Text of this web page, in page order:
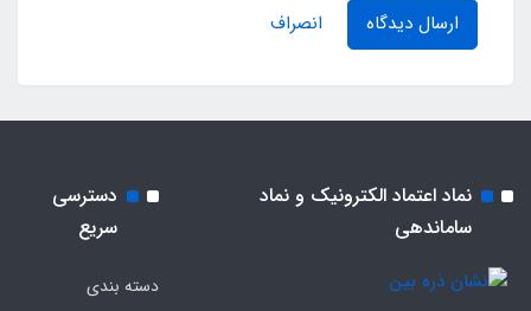
ارسال دیدگاه انصراف
نماد اعتماد الکترونیک و نماد
ساماندهی
دسترسی
سریع
دسته بندی